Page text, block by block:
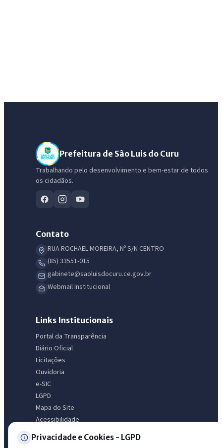
Prefeitura de São Luis do Curu
Trabalhando pelo desenvolvimento e bem-estar de todos
os cidadãos.
Contato
RUA ROCHAEL MOREIRA, Nº S/N CENTRO
(85) 33551-015
gabinete@saoluisdocuru.ce.gov.br
Webmail Institucional
Links Institucionais
Portal da Transparência
Diário Oficial
Licitações
Ouvidoria
e-SIC
LGPD
Mapa do Site
Acessibilidade
Privacidade e Cookies - LGPD
Assistente do Portal
Olá. Pergunte sobre serviços, notícias, legislação, Diário Oficial,
licitações, estrutura ou transparência do município.